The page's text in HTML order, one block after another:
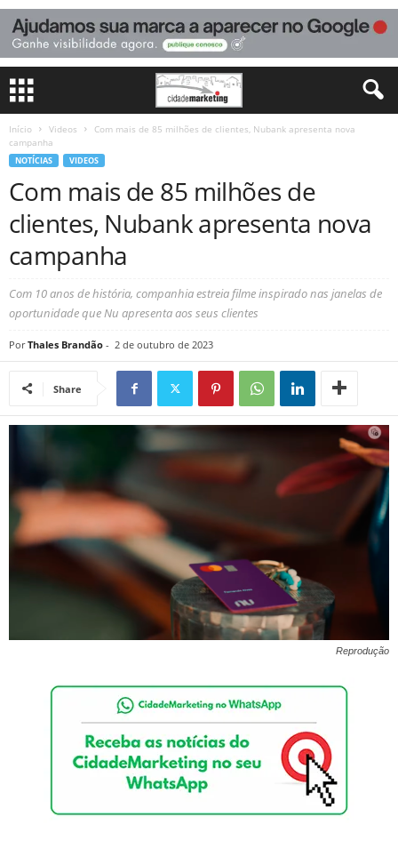
Início Videos
Com mais de 85 milhões de clientes, Nubank apresenta nova
campanha
NOTÍCIAS VIDEOS
Com mais de 85 milhões de
clientes, Nubank apresenta nova
campanha
Com 10 anos de história, companhia estreia filme inspirado nas janelas de
oportunidade que Nu apresenta aos seus clientes
Por Thales Brandão - 2 de outubro de 2023
Share
Reprodução